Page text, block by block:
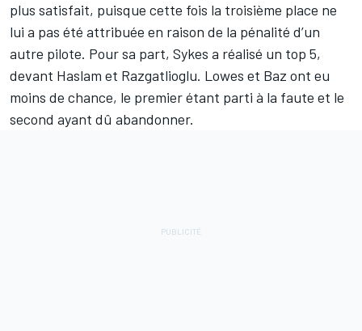
plus satisfait, puisque cette fois la troisième place ne
lui a pas été attribuée en raison de la pénalité d’un
autre pilote. Pour sa part, Sykes a réalisé un top 5,
devant Haslam et Razgatlioglu. Lowes et Baz ont eu
moins de chance, le premier étant parti à la faute et le
second ayant dû abandonner.